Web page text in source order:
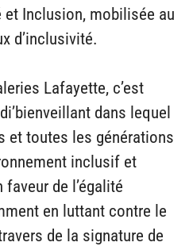
Inclusion, mobilisée au
d’inclusivité.
Lafayette, c’est
dans lequel
et toutes les générations
inclusif et
de l’égalité
en luttant contre le
de la signature de